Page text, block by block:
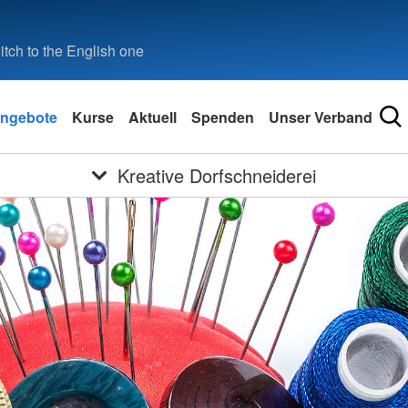
to the English one
Kurse Aktuell Spenden Unser Verband
Kreative Dorfschneiderei